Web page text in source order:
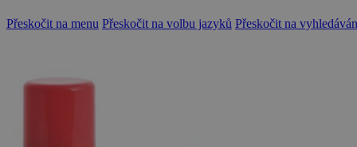
Přeskočit na menu Přeskočit na volbu jazyků Přeskočit na